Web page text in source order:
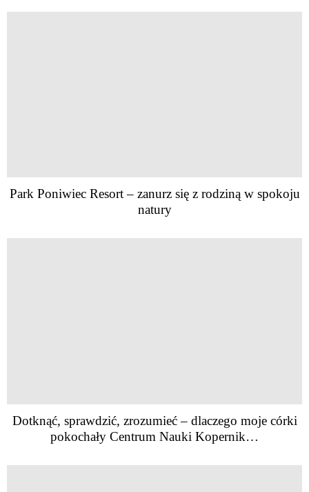
Park Poniwiec Resort – zanurz się z rodziną w spokoju
natury
Dotknąć, sprawdzić, zrozumieć – dlaczego moje córki
pokochały Centrum Nauki Kopernik…